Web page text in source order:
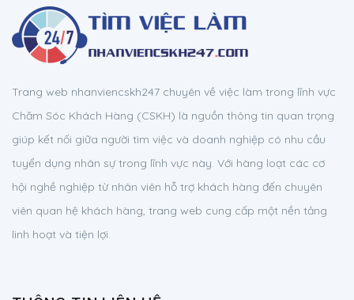
Trang web nhanviencskh247 chuyên về việc làm trong lĩnh vực
Chăm Sóc Khách Hàng (CSKH) là nguồn thông tin quan trọng
giúp kết nối giữa người tìm việc và doanh nghiệp có nhu cầu
tuyển dụng nhân sự trong lĩnh vực này. Với hàng loạt các cơ
hội nghề nghiệp từ nhân viên hỗ trợ khách hàng đến chuyên
viên quan hệ khách hàng, trang web cung cấp một nền tảng
linh hoạt và tiện lợi.